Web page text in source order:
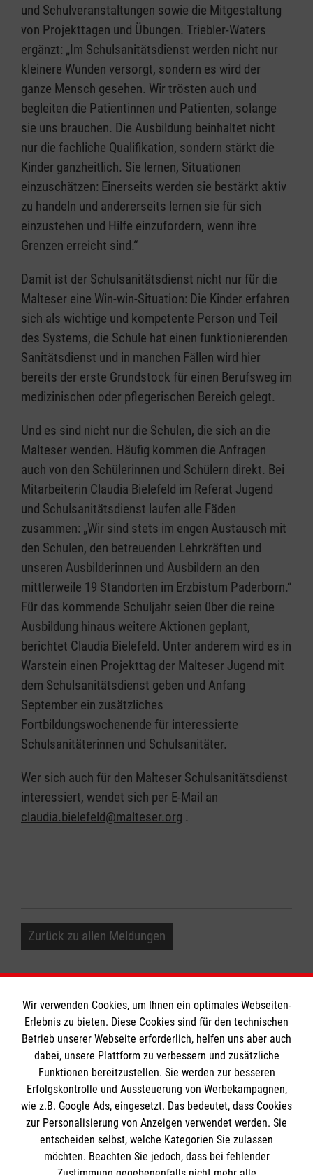
und Schulveranstaltungen sowie die Mitgestaltung
von Projekttagen und Übungen. Triebler-Waters
ergänzt: „Im Schulsanitätsdienst werden nicht nur
kleinere Wunden versorgt, sondern es wird der
ganze Mensch gesehen. Wir trösten auch und
begleiten die Patientinnen und Patienten, solange
sie uns brauchen. Die Ausbildung beinhaltet nicht
nur die fachliche Qualifikation, sondern stärkt die
Kinder ganzheitlich. Sie lernen, Situationen
einzuschätzen: Einerseits werden sie bestärkt aktiv
zu handeln und andererseits lernen sie für sich
einzustehen und Hilfe einzufordern, wenn ihre
Grenzen erreicht sind.“
Damit ist der Schulsanitätsdienst nicht nur für die
Malteser eine Win-win-Situation: Die Kinder erfahren
sich als wichtige und kompetente Person und Teil
des Systems, die Schule hat einen funktionierenden
Sanitätsdienst und in manchen Fällen wird hier
bereits der erste Grundstock für einen Berufsweg im
medizinischen oder pflegerischen Bereich gelegt.
Und es sind nicht nur die Schulen, die sich an die
Malteser wenden. Häufig kommen die Anfragen
auch von den Schülerinnen und Schülern direkt. Bei
Mitarbeiterin Claudia Bielefeld im Referat Jugend
und Schulsanitätsdienst laufen alle Fäden
zusammen: „Wir sind stets im engen Austausch mit
den Schulen, den betreuenden Lehrkräften und
unseren Ausbilderinnen und Ausbildern an den
mittlerweile 19 Standorten im Erzbistum Paderborn.“
Für das kommende Schuljahr seien über die reine
Ausbildung hinaus weitere Aktionen geplant,
berichtet Claudia Bielefeld. Unter anderem wird es in
Warstein einen Projekttag der Malteser Jugend mit
dem Schulsanitätsdienst geben und Anfang
September ein zusätzliches
Fortbildungswochenende für interessierte
Schulsanitäterinnen und Schulsanitäter.
Wer sich auch für den Malteser Schulsanitätsdienst
interessiert, wendet sich per E-Mail an
claudia.bielefeld@malteser.org .
Zurück zu allen Meldungen
Informationen
Impressum
Datenschutz
Kontakt
Barrierefreiheit
Die Malteser
Malteser in Deutschland
Wir verwenden Cookies, um Ihnen ein optimales Webseiten-
Erlebnis zu bieten. Diese Cookies sind für den technischen
Betrieb unserer Webseite erforderlich, helfen uns aber auch
dabei, unsere Plattform zu verbessern und zusätzliche
Funktionen bereitzustellen. Sie werden zur besseren
Erfolgskontrolle und Aussteuerung von Werbekampagnen,
wie z.B. Google Ads, eingesetzt. Das bedeutet, dass Cookies
zur Personalisierung von Anzeigen verwendet werden. Sie
entscheiden selbst, welche Kategorien Sie zulassen
möchten. Beachten Sie jedoch, dass bei fehlender